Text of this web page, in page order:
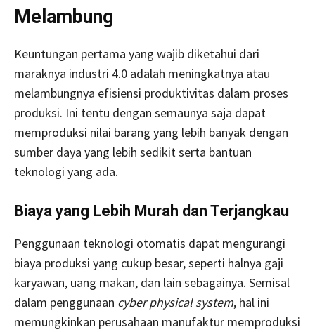
Melambung
Keuntungan pertama yang wajib diketahui dari
maraknya industri 4.0 adalah meningkatnya atau
melambungnya efisiensi produktivitas dalam proses
produksi. Ini tentu dengan semaunya saja dapat
memproduksi nilai barang yang lebih banyak dengan
sumber daya yang lebih sedikit serta bantuan
teknologi yang ada.
Biaya yang Lebih Murah dan Terjangkau
Penggunaan teknologi otomatis dapat mengurangi
biaya produksi yang cukup besar, seperti halnya gaji
karyawan, uang makan, dan lain sebagainya. Semisal
dalam penggunaan cyber physical system, hal ini
memungkinkan perusahaan manufaktur memproduksi